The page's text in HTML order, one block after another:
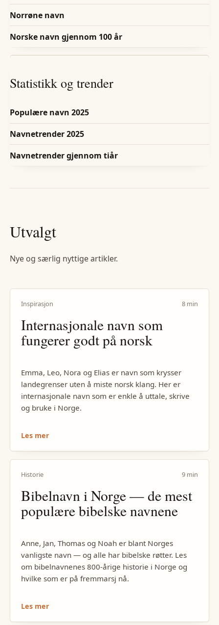
Norrøne navn
Norske navn gjennom 100 år
Statistikk og trender
Populære navn 2025
Navnetrender 2025
Navnetrender gjennom tiår
Utvalgt
Nye og særlig nyttige artikler.
Inspirasjon 8 min
Internasjonale navn som
fungerer godt på norsk
Emma, Leo, Nora og Elias er navn som krysser
landegrenser uten å miste norsk klang. Her er
internasjonale navn som er enkle å uttale, skrive
og bruke i Norge.
Les mer
Historie 9 min
Bibelnavn i Norge — de mest
populære bibelske navnene
Anne, Jan, Thomas og Noah er blant Norges
vanligste navn — og alle har bibelske røtter. Les
om bibelnavnenes 800-årige historie i Norge og
hvilke som er på fremmarsj nå.
Les mer